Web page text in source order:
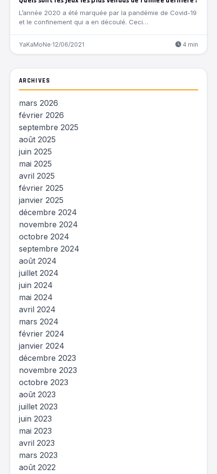
L’année 2020 a été marquée par la pandémie de Covid-19
et le confinement qui a en découlé. Ceci…
YaKaMoNe·12/06/2021 4 min
ARCHIVES
mars 2026
février 2026
septembre 2025
août 2025
juin 2025
mai 2025
avril 2025
février 2025
janvier 2025
décembre 2024
novembre 2024
octobre 2024
septembre 2024
août 2024
juillet 2024
juin 2024
mai 2024
avril 2024
mars 2024
février 2024
janvier 2024
décembre 2023
novembre 2023
octobre 2023
août 2023
juillet 2023
juin 2023
mai 2023
avril 2023
mars 2023
août 2022